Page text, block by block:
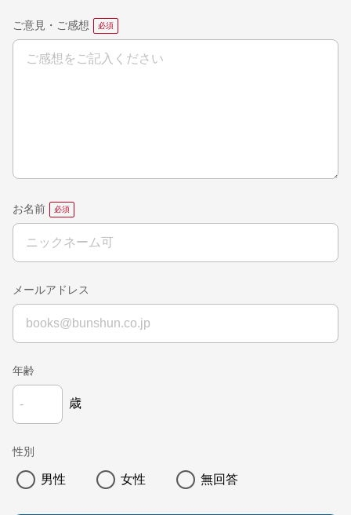
ご意見・ご感想
お名前
メールアドレス
年齢
歳
性別
男性 女性 無回答